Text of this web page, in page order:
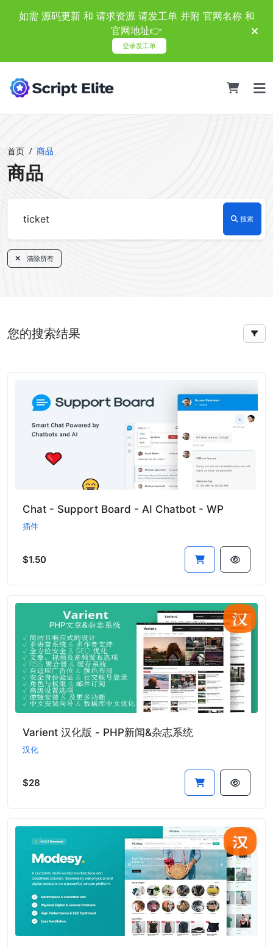
如需 源码更新 和 请求资源 请发工单 并附 官网名称 和
官网地址👉
登录发工单
首页 商品
商品
搜索
清除所有
您的搜索结果
Chat - Support Board - AI Chatbot - WP
插件
$1.50
Varient 汉化版 - PHP新闻&杂志系统
汉化
$28